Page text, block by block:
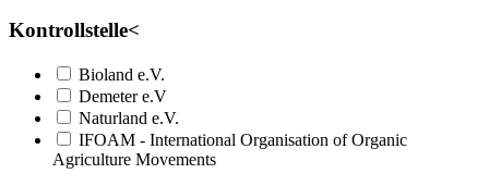
Kontrollstelle<
Bioland e.V.
Demeter e.V
Naturland e.V.
IFOAM - International Organisation of Organic
Agriculture Movements